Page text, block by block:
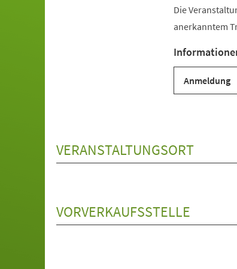
Die
anerkanntem
Anmeldung
VERANSTALTUNGSORT
VORVERKAUFSSTELLE